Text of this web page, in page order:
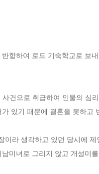
항하여 로드 기숙학교로 보
건으로 취급하여 인물의
있기 때문에 결혼을 못하고
이라 생각하고 있던 당시에
미녀로 그리지 않고 개성미